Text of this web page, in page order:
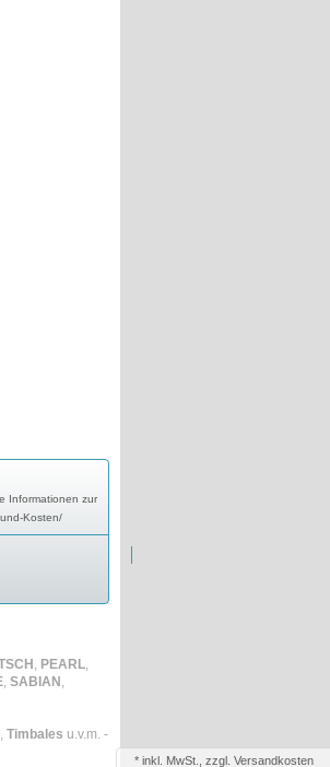
Informationen zur
Kosten/
, PEARL,
, SABIAN ,
, Timbales u.v.m. -
* inkl. MwSt., zzgl. Versandkosten